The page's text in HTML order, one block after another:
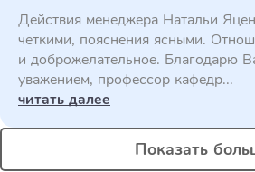
Действия менеджера Натальи
четкими, пояснения ясными.
и доброжелательное. Благодарю
уважением, профессор кафедр...
читать далее
Показать